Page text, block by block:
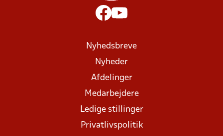
Nyhedsbreve
Nyheder
Afdelinger
Medarbejdere
Ledige stillinger
Privatlivspolitik